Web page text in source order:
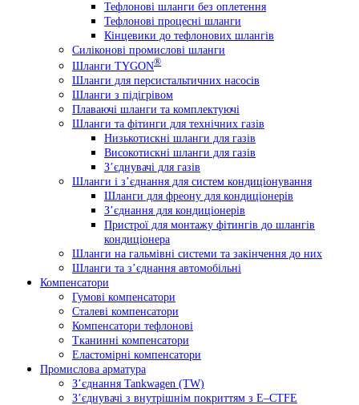
Тефлонові шланги без оплетення
Тефлонові процесні шланги
Кінцевики до тефлонових шлангів
Силіконові промислові шланги
Шланги TYGON®
Шланги для персистальтичних насосів
Шланги з підігрівом
Плаваючі шланги та комплектуючі
Шланги та фітинги для технічних газів
Низькотискні шланги для газів
Високотискні шланги для газів
З’єднувачі для газів
Шланги і з’єднання для систем кондиціонування
Шланги для фреону для кондиціонерів
З’єднання для кондиціонерів
Пристрої для монтажу фітингів до шлангів
кондиціонера
Шланги на гальмівні системи та закінчення до них
Шланги та з’єднання автомобільні
Компенсатори
Гумові компенсатори
Сталеві компенсатори
Компенсатори тефлонові
Тканинні компенсатори
Еластомірні компенсатори
Промислова арматура
З’єднання Tankwagen (TW)
З’єднувачі з внутрішнім покриттям з E–CTFE